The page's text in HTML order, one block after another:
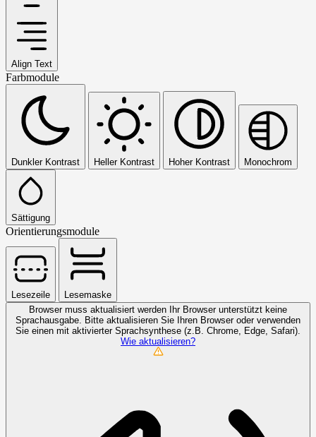
Align Text
Farbmodule
Dunkler Kontrast Heller Kontrast Hoher Kontrast Monochrom
Sättigung
Orientierungsmodule
Lesezeile
Lesemaske
Browser muss aktualisiert werden
Ihr Browser unterstützt keine
Sprachausgabe. Bitte aktualisieren Sie Ihren Browser oder verwenden
Sie einen mit aktivierter Sprachsynthese (z.B. Chrome, Edge, Safari).
Wie aktualisieren?